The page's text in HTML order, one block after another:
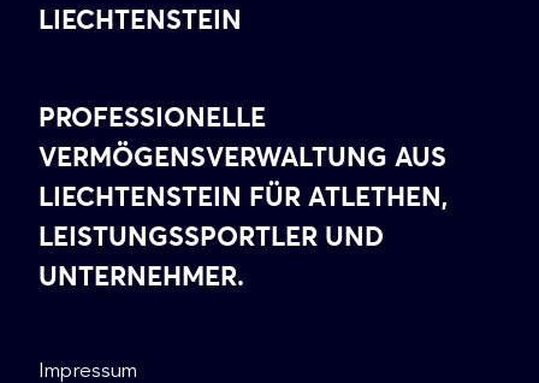
LIECHTENSTEIN
PROFESSIONELLE
VERMÖGENSVERWALTUNG AUS
LIECHTENSTEIN FÜR ATLETHEN,
LEISTUNGSSPORTLER UND
UNTERNEHMER.
Impressum